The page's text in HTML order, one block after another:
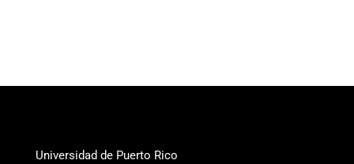
Universidad de Puerto Rico